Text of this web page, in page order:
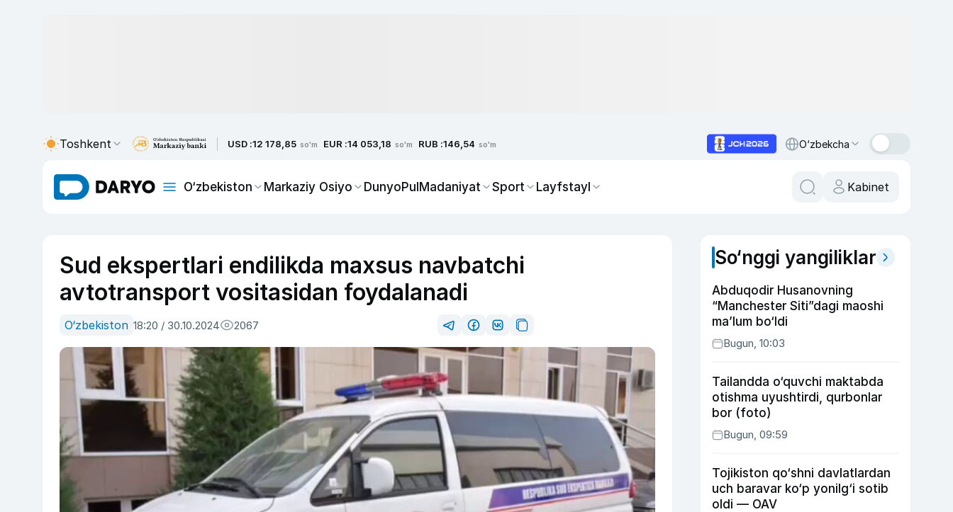
Toshkent USD :12 178,85 so'm EUR :14 053,18 so'm RUB :146,54 so'm O‘zbekcha
O‘zbekiston Markaziy Osiyo DunyoPulMadaniyat Sport Layfstayl Kabinet
Sud ekspertlari endilikda maxsus navbatchi
avtotransport vositasidan foydalanadi
O‘zbekiston 18:20 / 30.10.2024 2067
So‘nggi yangiliklar
Abduqodir Husanovning
“Manchester Siti”dagi maoshi
ma’lum bo‘ldi
Bugun, 10:03
Tailandda o‘quvchi maktabda
otishma uyushtirdi, qurbonlar
bor (foto)
Bugun, 09:59
Tojikiston qo‘shni davlatlardan
uch baravar ko‘p yonilg‘i sotib
oldi — OAV